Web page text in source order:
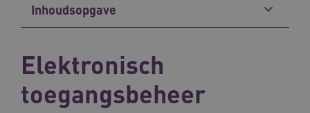
Inhoudsopgave
Elektronisch
toegangsbeheer